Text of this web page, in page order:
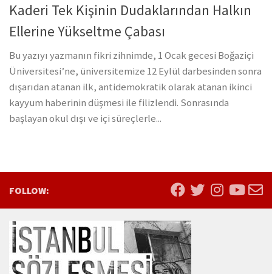
Kaderi Tek Kişinin Dudaklarından Halkın
Ellerine Yükseltme Çabası
Bu yazıyı yazmanın fikri zihnimde, 1 Ocak gecesi Boğaziçi
Üniversitesi’ne, üniversitemize 12 Eylül darbesinden sonra
dışarıdan atanan ilk, antidemokratik olarak atanan ikinci
kayyum haberinin düşmesi ile filizlendi. Sonrasında
başlayan okul dışı ve içi süreçlerle...
FOLLOW: